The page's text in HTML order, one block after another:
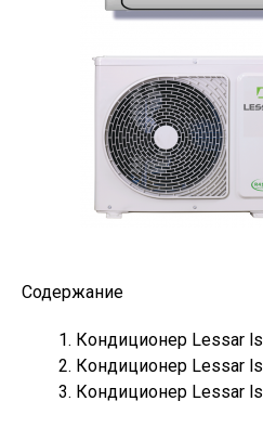
Содержание
Кондиционер Lessar
Кондиционер Lessar
Кондиционер Lessar